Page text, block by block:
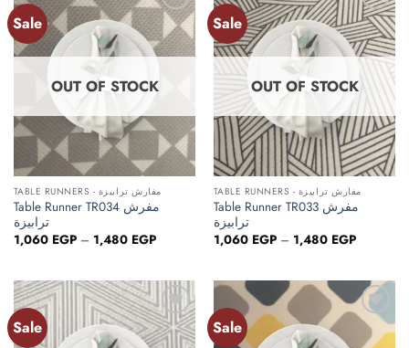
Sale
Add to
wishlist
OUT OF STOCK
TABLE RUNNERS - مفارش ترابيزة
Table Runner TR034 مفرش
ترابيزة
1,060 EGP – 1,480 EGPPrice
1,480 EGP
Sale
Add to
wishlist
OUT OF STOCK
TABLE RUNNERS - مفارش ترابيزة
Table Runner TR033 مفرش
ترابيزة
1,060 EGP – 1,480 EGPPrice
1,480
Sale
Add to
wishlist
Sale
Add to
wishlist